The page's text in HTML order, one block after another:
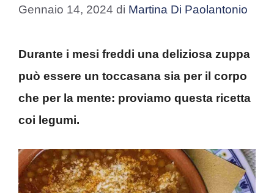
Gennaio 14, 2024 di Martina Di Paolantonio
Durante i mesi freddi una deliziosa zuppa
può essere un toccasana sia per il corpo
che per la mente: proviamo questa ricetta
coi legumi.